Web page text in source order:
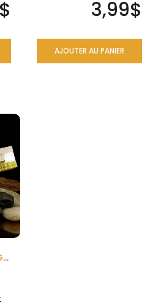
3,99$
AJOUTER AU PANIER
Encens Vijayshree Golden Vanila